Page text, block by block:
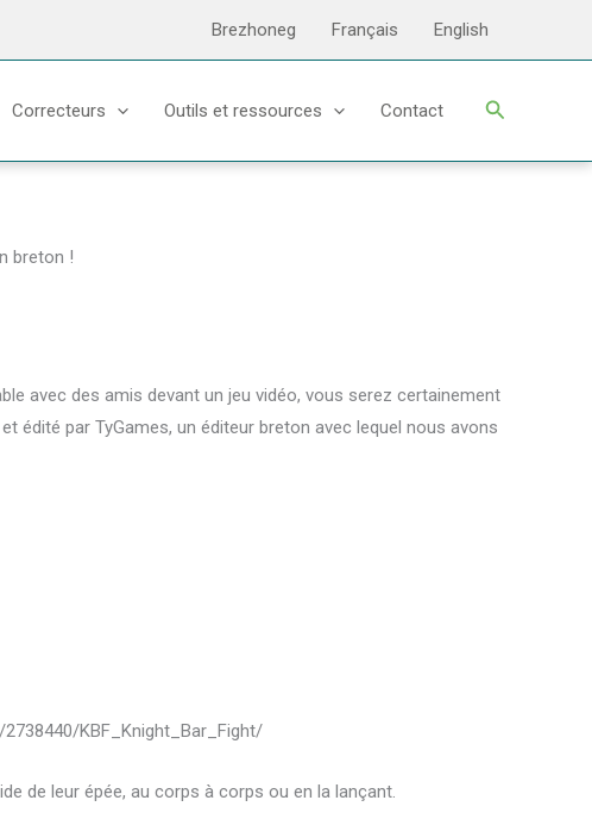
Brezhoneg Français English
Correcteurs Outils et ressources Contact
breton !
avec des amis devant un jeu vidéo, vous serez certainement
édité par TyGames, un éditeur breton avec lequel nous avons
KBF_Knight_Bar_Fight/
de leur épée, au corps à corps ou en la lançant.